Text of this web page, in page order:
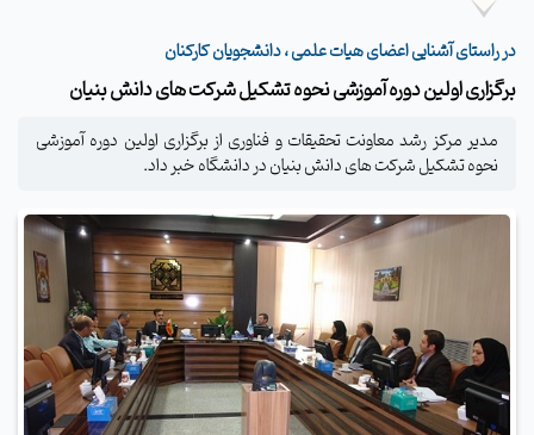
در راستای آشنایی اعضای هیات علمی ، دانشجویان کارکنان
برگزاری اولین دوره آموزشی نحوه تشکیل شرکت های دانش بنیان
مدیر مرکز رشد معاونت تحقیقات و فناوری از برگزاری اولین دوره آموزشی
نحوه تشکیل شرکت های دانش بنیان در دانشگاه خبر داد.